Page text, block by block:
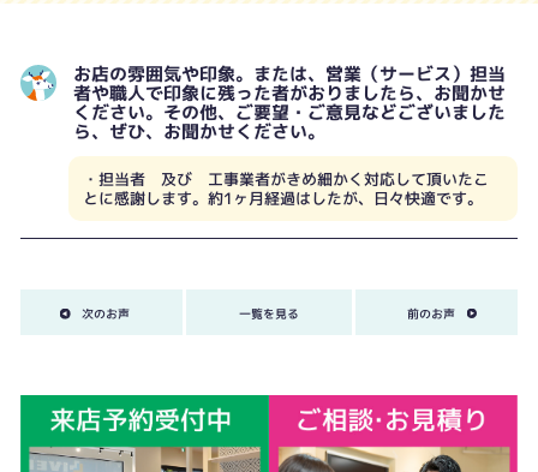
お店の雰囲気や印象。または、営業（サービス）担当
者や職人で印象に残った者がおりましたら、お聞かせ
ください。その他、ご要望・ご意見などございました
ら、ぜひ、お聞かせください。
・担当者 及び 工事業者がきめ細かく対応して頂いたこ
とに感謝します。約1ヶ月経過はしたが、日々快適です。
次のお声 一覧を見る 前のお声